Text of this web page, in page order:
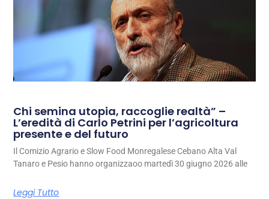
Chi semina utopia, raccoglie realtà” –
L’eredità di Carlo Petrini per l’agricoltura
presente e del futuro
Il Comizio Agrario e Slow Food Monregalese Cebano Alta Val
Tanaro e Pesio hanno organizzaoo martedì 30 giugno 2026 alle
Leggi Tutto